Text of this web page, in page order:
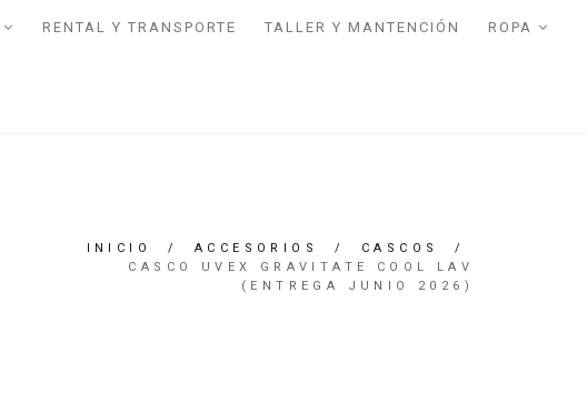
RENTAL Y TRANSPORTE TALLER Y MANTENCIÓN ROPA
INICIO / ACCESORIOS / CASCOS
/
CASCO UVEX GRAVITATE COOL LAV
(ENTREGA JUNIO 2026)